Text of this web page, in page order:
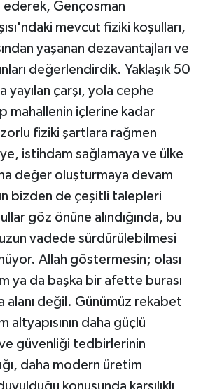
ederek, Gençosman
mevcut fiziki koşulları,
yaşanan dezavantajları ve
değerlendirdik. Yaklaşık 50
yayılan çarşı, yola cephe
mahallenin içlerine kadar
zorlu fiziki şartlara rağmen
istihdam sağlamaya ve ülke
değer oluşturmaya devam
bizden de çeşitli talepleri
göz önüne alındığında, bu
vadede sürdürülebilmesi
Allah göstermesin; olası
ya da başka bir afette burası
alanı değil. Günümüz rekabet
altyapısının daha güçlü
ve güvenliği tedbirlerinin
daha modern üretim